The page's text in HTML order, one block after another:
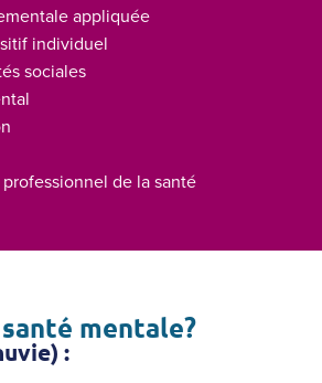
appliquée
individuel
sociales
de la santé
mentale?
: